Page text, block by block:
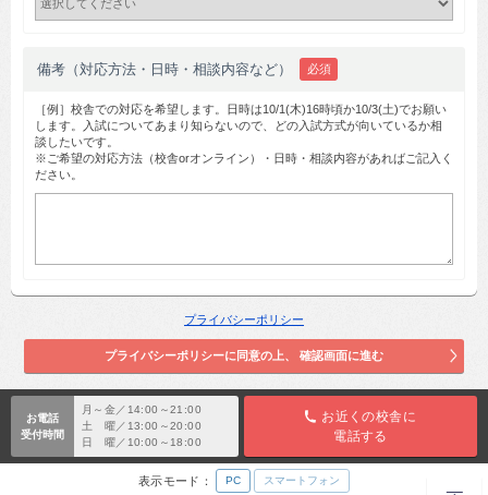
備考（対応方法・日時・相談内容など） 必須
［例］校舎での対応を希望します。日時は10/1(木)16時頃か10/3(土)でお願い
します。入試についてあまり知らないので、どの入試方式が向いているか相
談したいです。
※ご希望の対応方法（校舎orオンライン）・日時・相談内容があればご記入く
ださい。
プライバシーポリシー
お電話
受付時間
月～金／14:00～21:00
土 曜／13:00～20:00
日 曜／10:00～18:00
お近くの校舎に
電話する
表示モード： PC スマートフォン